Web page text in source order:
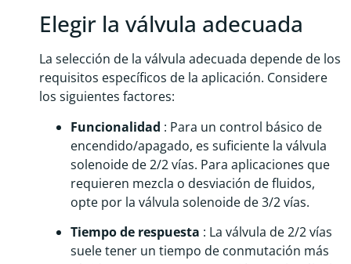
Elegir la válvula adecuada
La selección de la válvula adecuada depende de los
requisitos específicos de la aplicación. Considere
los siguientes factores:
Funcionalidad : Para un control básico de
encendido/apagado, es suficiente la válvula
solenoide de 2/2 vías. Para aplicaciones que
requieren mezcla o desviación de fluidos,
opte por la válvula solenoide de 3/2 vías.
Tiempo de respuesta : La válvula de 2/2 vías
suele tener un tiempo de conmutación más